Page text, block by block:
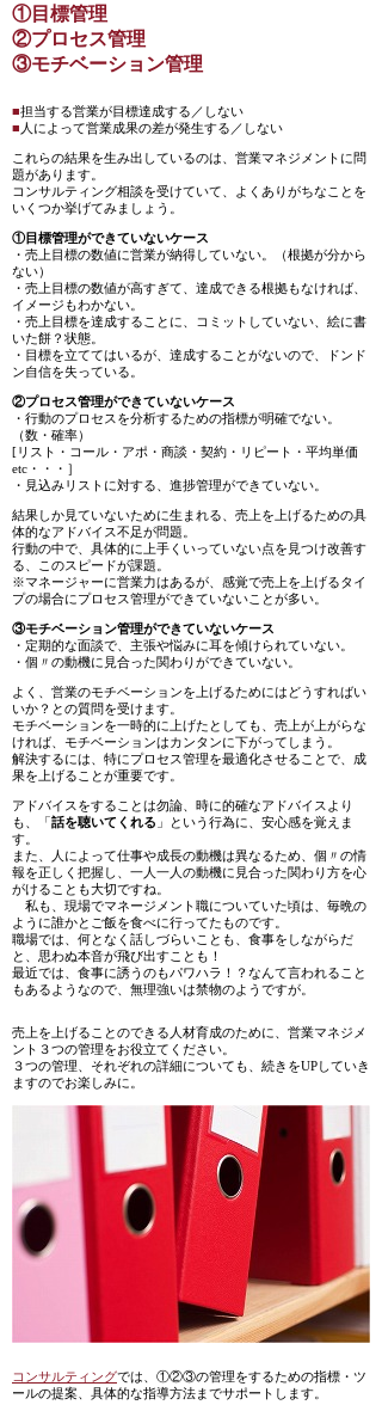
①目標管理
②プロセス管理
③モチベーション管理
■担当する営業が目標達成する／しない
■ 人によって営業成果の差が発生する／しない
これらの結果を生み出しているのは、営業マネジメントに問
題があります。
コンサルティング相談を受けていて、よくありがちなことを
いくつか挙げてみましょう。
①目標管理ができていないケース
・売上目標の数値に営業が納得していない。（根拠が分から
ない）
・売上目標の数値が高すぎて、達成できる根拠もなければ、
イメージもわかない。
・売上目標を達成することに、コミットしていない、絵に書
いた餅？状態。
・目標を立ててはいるが、達成することがないので、ドンド
ン自信を失っている。
②プロセス管理ができていないケース
・行動のプロセスを分析するための指標が明確でない。
（数・確率）
[リスト・コール・アポ・商談・契約・リピート・平均単価
etc・・・］
・見込みリストに対する、進捗管理ができていない。
結果しか見ていないために生まれる、売上を上げるための具
体的なアドバイス不足が問題。
行動の中で、具体的に上手くいっていない点を見つけ改善す
る、このスピードが課題。
※マネージャーに営業力はあるが、感覚で売上を上げるタイ
プの場合にプロセス管理ができていないことが多い。
③モチベーション管理ができていないケース
・定期的な面談で、主張や悩みに耳を傾けられていない。
・個〃の動機に見合った関わりができていない。
よく、営業のモチベーションを上げるためにはどうすればい
いか？との質問を受けます。
モチベーションを一時的に上げたとしても、売上が上がらな
ければ、モチベーションはカンタンに下がってしまう。
解決するには、特にプロセス管理を最適化させることで、成
果を上げることが重要です。
アドバイスをすることは勿論、時に的確なアドバイスより
も、「 話を聴いてくれる 」という行為に、安心感を覚えま
す。
また、人によって仕事や成長の動機は異なるため、個〃の情
報を正しく把握し、一人一人の動機に見合った関わり方を心
がけることも大切ですね。
私も、現場でマネージメント職についていた頃は、毎晩の
ように誰かとご飯を食べに行ってたものです。
職場では、何となく話しづらいことも、食事をしながらだ
と、思わぬ本音が飛び出すことも！
最近では、食事に誘うのもパワハラ！？なんて言われること
もあるようなので、無理強いは禁物のようですが。
売上を上げることのできる人材育成のために、営業マネジメ
ント３つの管理をお役立てください。
３つの管理、それぞれの詳細についても、続きをUPしていき
ますのでお楽しみに。
コンサルティングでは、①②③の管理をするための指標・ツ
ールの提案、具体的な指導方法までサポートします。